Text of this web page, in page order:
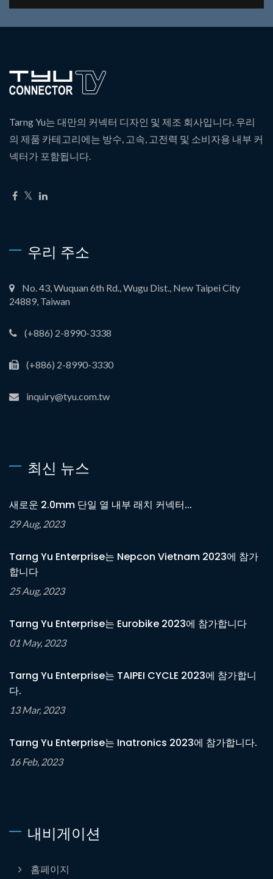
Tarng Yu는 대만의 커넥터 디자인 및 제조 회사입니다. 우리
의 제품 카테고리에는 방수, 고속, 고전력 및 소비자용 내부 커
넥터가 포함됩니다.
우리 주소
No. 43, Wuquan 6th Rd., Wugu Dist., New Taipei City
24889, Taiwan
(+886) 2-8990-3338
(+886) 2-8990-3330
inquiry@tyu.com.tw
최신 뉴스
새로운 2.0mm 단일 열 내부 래치 커넥터...
29 Aug, 2023
Tarng Yu Enterprise는 Nepcon Vietnam 2023에 참가
합니다
25 Aug, 2023
Tarng Yu Enterprise는 Eurobike 2023에 참가합니다
01 May, 2023
Tarng Yu Enterprise는 TAIPEI CYCLE 2023에 참가합니
다.
13 Mar, 2023
Tarng Yu Enterprise는 Inatronics 2023에 참가합니다.
16 Feb, 2023
내비게이션
홈페이지